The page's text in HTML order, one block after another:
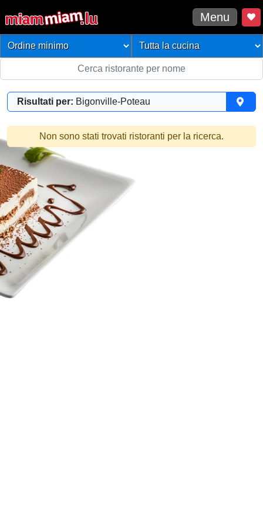
Menu
Risultati per: Bigonville-Poteau
Non sono stati trovati ristoranti per la ricerca.